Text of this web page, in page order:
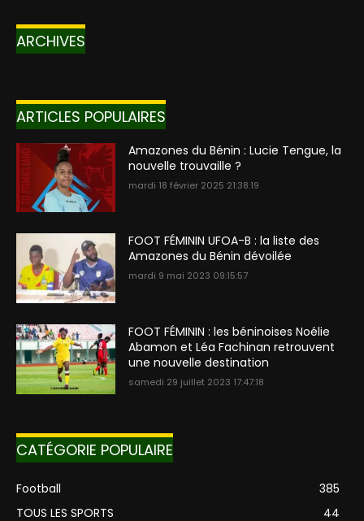
ARCHIVES
ARTICLES POPULAIRES
Amazones du Bénin : Lucie Tengue, la
nouvelle trouvaille ?
mardi 18 février 2025 21:38:19
FOOT FÉMININ UFOA-B : la liste des
Amazones du Bénin dévoilée
mardi 9 mai 2023 09:15:57
FOOT FÉMININ : les béninoises Noélie
Abamon et Léa Fachinan retrouvent
une nouvelle destination
samedi 29 juillet 2023 17:47:18
CATÉGORIE POPULAIRE
Football
385
TOUS LES SPORTS
44